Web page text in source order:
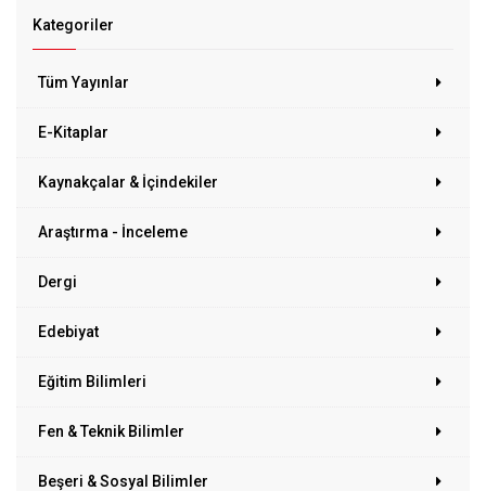
Kategoriler
Tüm Yayınlar
E-Kitaplar
Kaynakçalar & İçindekiler
Araştırma - İnceleme
Dergi
Edebiyat
Eğitim Bilimleri
Fen & Teknik Bilimler
Beşeri & Sosyal Bilimler